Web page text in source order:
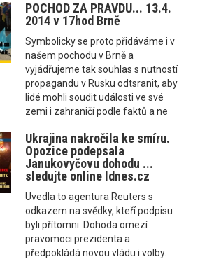
POCHOD ZA PRAVDU... 13.4.
2014 v 17hod Brně
Symbolicky se proto přidáváme i v
našem pochodu v Brně a
vyjádřujeme tak souhlas s nutností
propagandu v Rusku odtsranit, aby
lidé mohli soudit události ve své
zemi i zahraničí podle faktů a ne
Ukrajina nakročila ke smíru.
Opozice podepsala
Janukovyčovu dohodu ...
sledujte online Idnes.cz
Uvedla to agentura Reuters s
odkazem na svědky, kteří podpisu
byli přítomni. Dohoda omezí
pravomoci prezidenta a
předpokládá novou vládu i volby.